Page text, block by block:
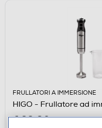
FRULLATORI A IMMERSIONE
HIGO - Frullatore ad
€ 39,90